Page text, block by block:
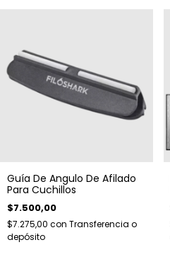
Guía De Angulo De Afilado
Para Cuchillos
$7.500,00
$7.275,00 con Transferencia o
depósito